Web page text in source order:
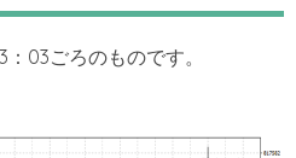
03ごろのものです。